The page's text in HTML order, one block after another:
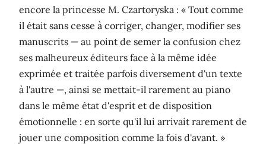
encore la princesse M. Czartoryska : « Tout comme
il était sans cesse à corriger, changer, modifier ses
manuscrits — au point de semer la confusion chez
ses malheureux éditeurs face à la même idée
exprimée et traitée parfois diversement d'un texte
à l'autre —, ainsi se mettait-il rarement au piano
dans le même état d'esprit et de disposition
émotionnelle : en sorte qu'il lui arrivait rarement de
jouer une composition comme la fois d'avant. »